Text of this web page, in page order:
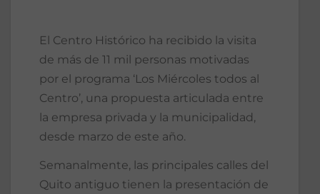
El Centro Histórico ha recibido la visita
de más de 11 mil personas motivadas
por el programa ‘Los Miércoles todos al
Centro’, una propuesta articulada entre
la empresa privada y la municipalidad,
desde marzo de este año.
Semanalmente, las principales calles del
Quito antiguo tienen la presentación de